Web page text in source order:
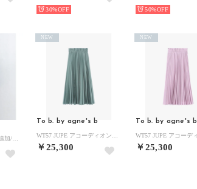
30% 50%
To b. by agne's b
￥25,300
NEW
To b. by agne's b
￥25,300
NEW